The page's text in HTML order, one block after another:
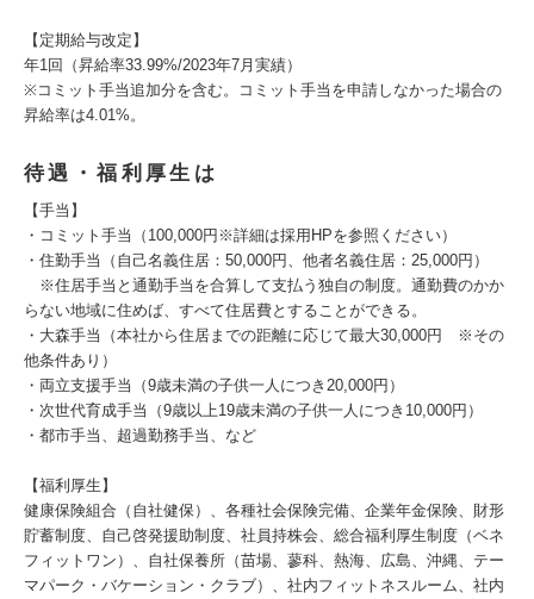
【定期給与改定】
年1回（昇給率33.99%/2023年7月実績）
※コミット手当追加分を含む。コミット手当を申請しなかった場合の
昇給率は4.01%。
待遇・福利厚生は
【手当】
・コミット手当（100,000円※詳細は採用HPを参照ください）
・住勤手当（自己名義住居：50,000円、他者名義住居：25,000円）
※住居手当と通勤手当を合算して支払う独自の制度。通勤費のかか
らない地域に住めば、すべて住居費とすることができる。
・大森手当（本社から住居までの距離に応じて最大30,000円 ※その
他条件あり）
・両立支援手当（9歳未満の子供一人につき20,000円）
・次世代育成手当（9歳以上19歳未満の子供一人につき10,000円）
・都市手当、超過勤務手当、など
【福利厚生】
健康保険組合（自社健保）、各種社会保険完備、企業年金保険、財形
貯蓄制度、自己啓発援助制度、社員持株会、総合福利厚生制度（ベネ
フィットワン）、自社保養所（苗場、蓼科、熱海、広島、沖縄、テー
マパーク・バケーション・クラブ）、社内フィットネスルーム、社内